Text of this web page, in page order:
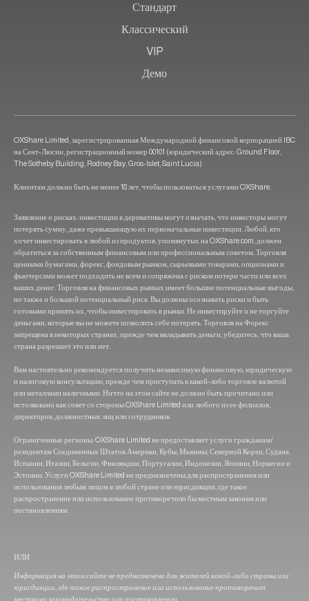
Стандарт
Классический
VIP
Демо
OXShare Limited, зарегистрированная Международной финансовой корпорацией IBC
на Сент-Люсии, регистрационный номер 00101 (юридический адрес: Ground Floor,
The Sotheby Building, Rodney Bay, Gros-Islet, Saint Lucia)
Клиентам должно быть не менее 18 лет, чтобы пользоваться услугами OXShare.
Заявление о рисках: инвестиции в деривативы могут означать, что инвесторы могут
потерять сумму, даже превышающую их первоначальные инвестиции. Любой, кто
хочет инвестировать в любой из продуктов, упомянутых на OXShare.com, должен
обратиться за собственным финансовым или профессиональным советом. Торговля
ценными бумагами, форекс, фондовым рынком, сырьевыми товарами, опционами и
фьючерсами может подходить не всем и сопряжена с риском потери части или всех
ваших денег. Торговля на финансовых рынках имеет большие потенциальные выгоды,
но также и большой потенциальный риск. Вы должны осознавать риски и быть
готовыми принять их, чтобы инвестировать в рынки. Не инвестируйте и не торгуйте
деньгами, которые вы не можете позволить себе потерять. Торговля на Форекс
запрещена в некоторых странах, прежде чем вкладывать деньги, убедитесь, что ваша
страна разрешает это или нет.
Вам настоятельно рекомендуется получить независимую финансовую, юридическую
и налоговую консультацию, прежде чем приступать к какой-либо торговле валютой
или металлами наличными. Ничто на этом сайте не должно быть прочитано или
истолковано как совет со стороны OXShare Limited или любого из ее филиалов,
директоров, должностных лиц или сотрудников.
Ограниченные регионы: OXShare Limited не предоставляет услуги гражданам/
резидентам Соединенных Штатов Америки, Кубы, Мьянмы, Северной Кореи, Судана,
Испании, Италии, Бельгии, Финляндии, Португалии, Индонезии, Японии, Норвегии и
Эстонии. Услуги OXShare Limited не предназначены для распространения или
использования любым лицом в любой стране или юрисдикции, где такое
распространение или использование противоречило бы местным законам или
постановлениям.
ИЛИ
Информация на этом сайте не предназначена для жителей какой-либо страны или
юрисдикции, где такое распространение или использование противоречит
местному законодательству или постановлению.